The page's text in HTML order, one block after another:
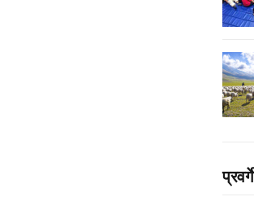
प्रवर्गे